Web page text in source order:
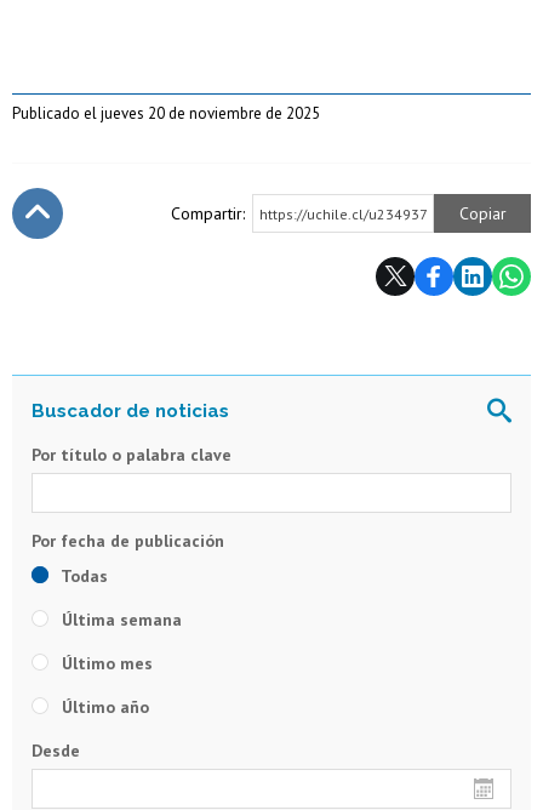
Publicado el jueves 20 de noviembre de 2025
Compartir: https://uchile.cl/u234937 Copiar
Por título o palabra clave
Todas
Última semana
Último mes
Último año
Desde